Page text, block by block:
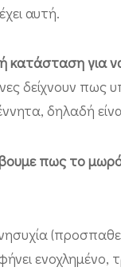
αυτή.
κατάσταση για
δείχνουν πως
δηλαδή
πως το μωρό
ενοχλημένο,